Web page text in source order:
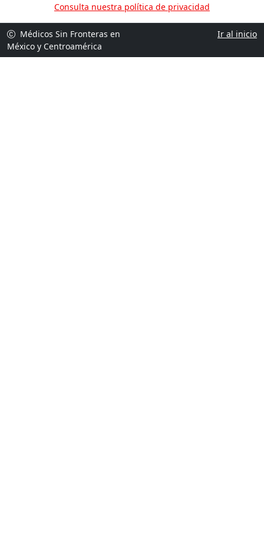
Consulta nuestra política de privacidad
Médicos Sin Fronteras en
México y Centroamérica
Ir al inicio